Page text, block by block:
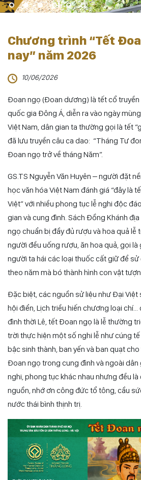
Chương trình “Tết
nay” năm 2026
10/06/2026
Đoan ngọ (Đoan dương) là tết cổ truyền
quốc gia Đông Á, diễn ra vào ngày
Việt Nam, dân gian ta thường gọi là tết
đã lưu truyền câu ca dao: “Tháng Tư
Đoan ngọ trở về tháng Năm”.
GS.TS Nguyễn Văn Huyên – người đặt
học văn hóa Việt Nam đánh giá “đây là
Việt” với nhiều phong tục lễ nghi độc
gian và cung đình. Sách Đồng Khánh
ngọ chuẩn bị đầy đủ rượu và hoa quả lễ
người đều uống rượu, ăn hoa quả, gọi là
người ta hái các loại thuốc cất giữ để sử
theo năm mà bó thành hình con vật
Đặc biệt, các nguồn sử liệu nhưĐại Việt
hội điển,Lịch triều hiến chương loại chí…
đình thời Lê, tết Đoan ngọ là lễ thường
trời thực hiện một số nghi lễ như cúng
bậc sinh thành, ban yến và ban quạt
Đoan ngọ trong cung đình và ngoài dân
nghi, phong tục khác nhau nhưng đều
nguồn, nhớ ơn công đức tổ tông, cầu
nước thái bình thịnh trị.